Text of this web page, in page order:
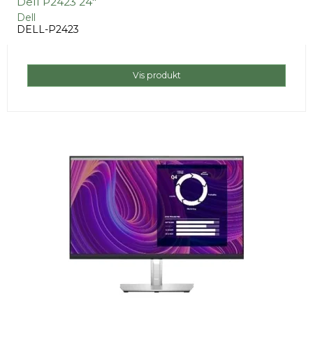
Dell
DELL-P2423
Vis produkt